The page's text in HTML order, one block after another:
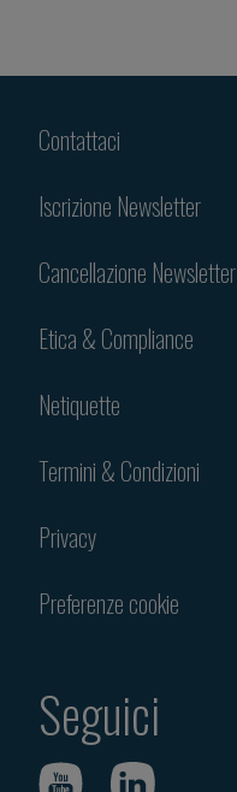
Contattaci
Iscrizione Newsletter
Cancellazione Newsletter
Etica & Compliance
Netiquette
Termini & Condizioni
Privacy
Preferenze cookie
Seguici